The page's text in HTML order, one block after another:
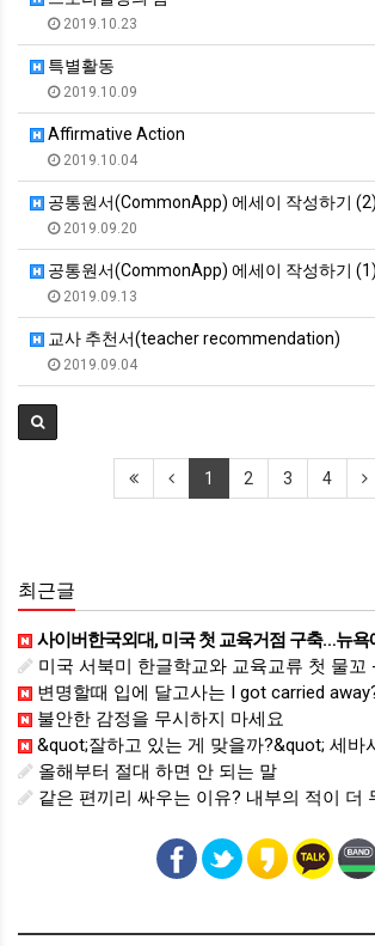
2019.10.23
특별활동
2019.10.09
Affirmative Action
2019.10.04
공통원서(CommonApp) 에세이 작성하기 (2)
2019.09.20
공통원서(CommonApp) 에세이 작성하기 (1)
2019.09.13
교사 추천서(teacher recommendation)
2019.09.04
1 2 3 4
최근글
사이버한국외대, 미국 첫 교육거점 구축…뉴욕에 미주글로벌센터 개소 -
미국 서북미 한글학교와 교육교류 첫 물꼬 - 사회적
변명할때 입에 달고사는 I got carried
불안한 감정을 무시하지 마세요
&quot;잘하고 있는 게 맞을까?&quot; 세바시 대표가 비교 지옥에서 탈출한 방법 [#세바시45 에
올해부터 절대 하면 안 되는 말
같은 편끼리 싸우는 이유? 내부의 적이 더 무섭다? 인간이 갈등을 빚는 이유ㅣ최